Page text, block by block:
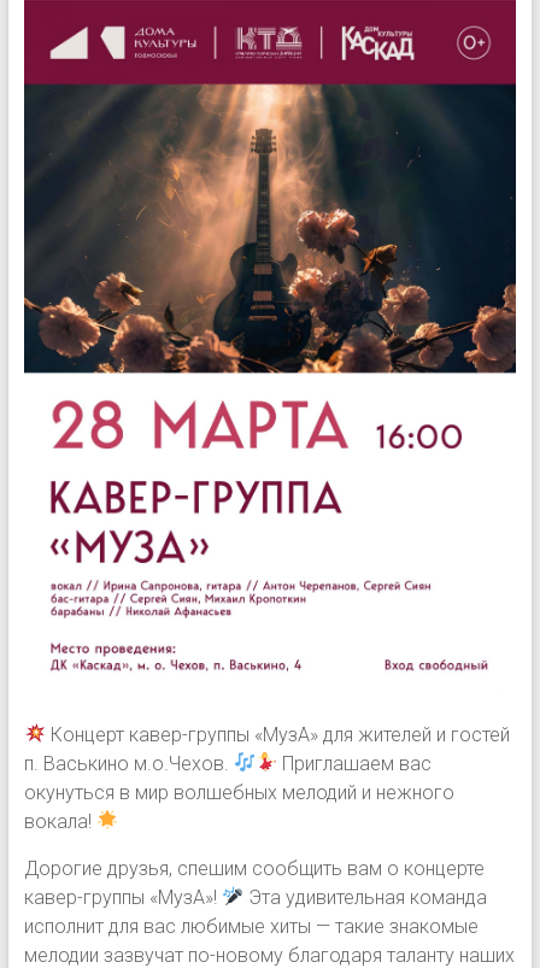
Концерт кавер-группы «МузА» для жителей и гостей
п. Васькино м.о.Чехов.
Приглашаем вас
окунуться в мир волшебных мелодий и нежного
вокала!
Дорогие друзья, спешим сообщить вам о концерте
кавер-группы «МузА»!
Эта удивительная команда
исполнит для вас любимые хиты — такие знакомые
мелодии зазвучат по-новому благодаря таланту наших